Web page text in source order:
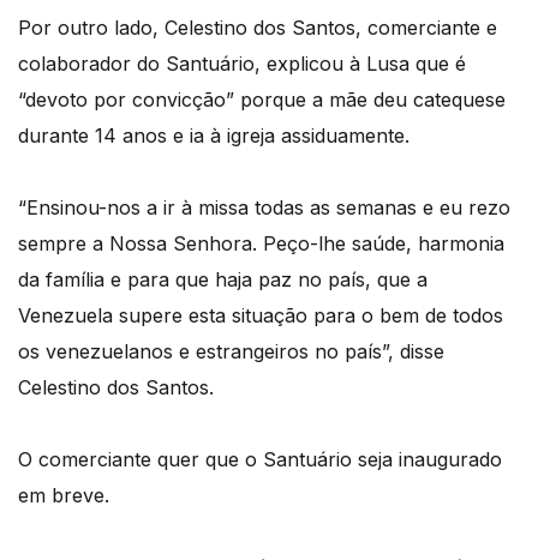
Por outro lado, Celestino dos Santos, comerciante e
colaborador do Santuário, explicou à Lusa que é
“devoto por convicção” porque a mãe deu catequese
durante 14 anos e ia à igreja assiduamente.
“Ensinou-nos a ir à missa todas as semanas e eu rezo
sempre a Nossa Senhora. Peço-lhe saúde, harmonia
da família e para que haja paz no país, que a
Venezuela supere esta situação para o bem de todos
os venezuelanos e estrangeiros no país”, disse
Celestino dos Santos.
O comerciante quer que o Santuário seja inaugurado
em breve.